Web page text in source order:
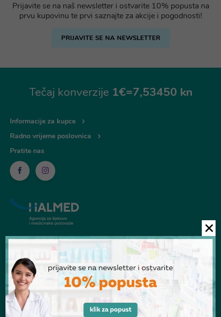
Prijavite se na naš newsletter i ostvarite 10% popusta na
prvu kupovinu te prvi saznajte za akcije i pogodnosti!
PRIJAVITE SE NA NEWSLETTER
Tečaj konverzije 1€=7,53450 kn
Informacije za kupce
Radno vrijeme poslovnica
Pratite nas
© Ljekarna Talan 2026